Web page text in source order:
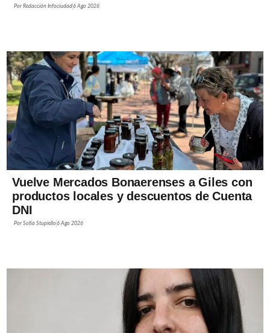
PorRedacción Infociudad6 Ago 2026
Vuelve Mercados Bonaerenses a Giles con
productos locales y descuentos de Cuenta
DNI
PorSofía Stupiello6 Ago 2026